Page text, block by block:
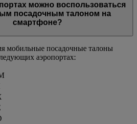
можно воспользоваться
посадочным талоном на
смартфоне?
мобильные посадочные талоны
аэропортах: